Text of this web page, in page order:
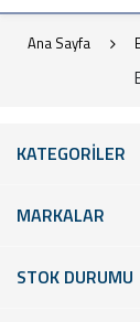
Ana Sayfa
KATEGORİLER
MARKALAR
STOK DURUMU